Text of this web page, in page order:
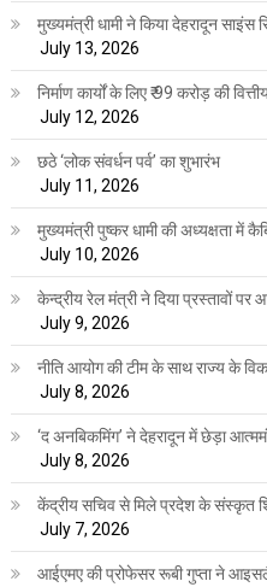
मुख्यमंत्री धामी ने किया देहरादून साइंस
July 13, 2026
निर्माण कार्यों के लिए ₹ 99 करोड़ की
July 12, 2026
छठे ‘लोक संवर्धन पर्व’ का शुभारंभ
July 11, 2026
मुख्यमंत्री पुष्कर धामी की अध्यक्षता में
July 10, 2026
केन्द्रीय रेल मंत्री ने दिया प्रस्तावों
July 9, 2026
नीति आयोग की टीम के साथ राज्य के
July 8, 2026
‘द अनबिकमिंग’ ने देहरादून में छेड़ा
July 8, 2026
केंद्रीय सचिव से मिले प्रदेश के संस्कृत
July 7, 2026
आईएमए की प्रोफेसर रूबी गुप्ता ने